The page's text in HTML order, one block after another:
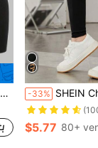
-33% SHEIN Chica adolescente Leggings
$5.77 80+